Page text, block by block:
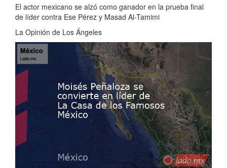
El actor mexicano se alzó como ganador en la prueba final
de líder contra Ese Pérez y Masad Al-Tamimi
La Opinión de Los Ángeles